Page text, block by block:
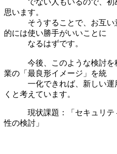
思います。
そうすることで、お互い意
的には使い勝手がいいことに
なるはずです。
今後、このような検討を積
業の「最良形イメージ」を統
一化できれば、新しい運用
くと考えています。
現状課題：「セキュリティ
性の検討」